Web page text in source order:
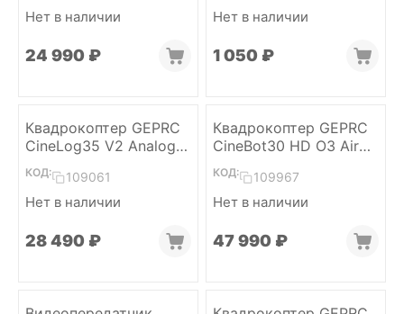
Нет в наличии
24 990 ₽
Нет в наличии
1 050 ₽
Квадрокоптер GEPRC
CineLog35 V2 Analog
(GPS, ELRS 2.4)
КОД: 109061
Нет в наличии
28 490 ₽
Квадрокоптер GEPRC
CineBot30 HD O3 Air
Unit (6S, ELRS2.4)
КОД: 109967
Нет в наличии
47 990 ₽